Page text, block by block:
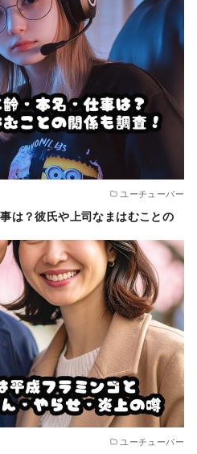
ユーチューバー
は？彼氏や上司なまはむことの
ユーチューバー